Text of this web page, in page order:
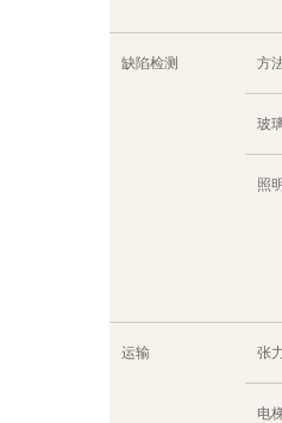
缺陷检测 方
玻
照明
运输 张
电